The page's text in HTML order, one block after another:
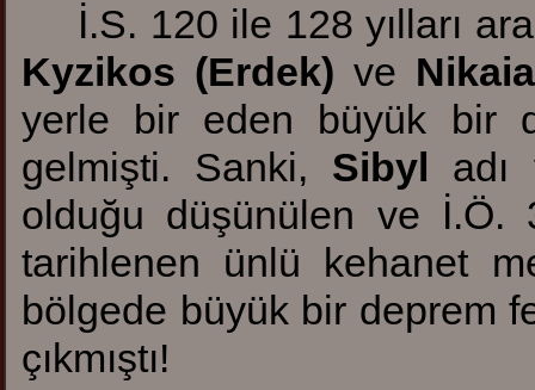
İ.S. 120 ile 128 yılları
Kyzikos (Erdek) ve
yerle bir eden büyük bir
gelmişti. Sanki, Sibyl adı
olduğu düşünülen ve İ.Ö.
tarihlenen ünlü kehanet
bölgede büyük bir deprem
çıkmıştı!